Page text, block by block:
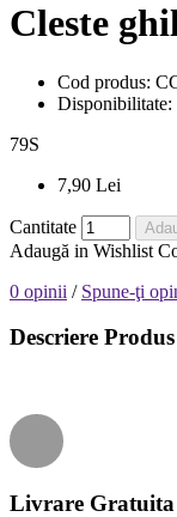
Cleste
Cod produs:
Disponibilitate:
79S
7,90 Lei
Cantitate
Adaugă in Wishlist
0 opinii / Spune-ţi
Descriere Produs
Livrare Gratuita